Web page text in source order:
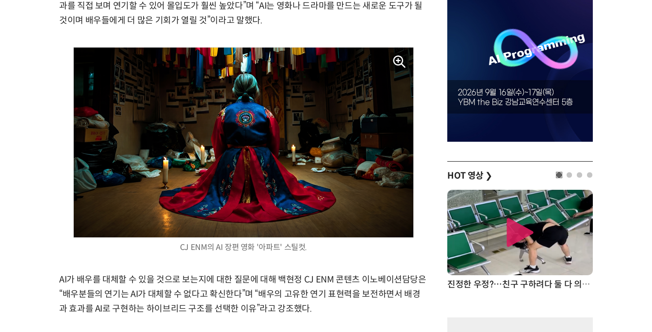
과를 직접 보며 연기할 수 있어 몰입도가 훨씬 높았다”며 “AI는 영화나 드라마를 만드는 새로운 도구가 될
것이며 배우들에게 더 많은 기회가 열릴 것”이라고 말했다.
CJ ENM의 AI 장편 영화 '아파트' 스틸컷.
AI가 배우를 대체할 수 있을 것으로 보는지에 대한 질문에 대해 백현정 CJ ENM 콘텐츠 이노베이션담당은
“배우분들의 연기는 AI가 대체할 수 없다고 확신한다”며 “배우의 고유한 연기 표현력을 보전하면서 배경
과 효과를 AI로 구현하는 하이브리드 구조를 선택한 이유”라고 강조했다.
HOT 영상 ❯
진정한 우정?…친구 구하려다 둘 다 의자 틈에 목이 낀 순간